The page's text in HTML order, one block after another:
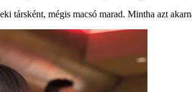
mégis macsó marad. Mintha azt